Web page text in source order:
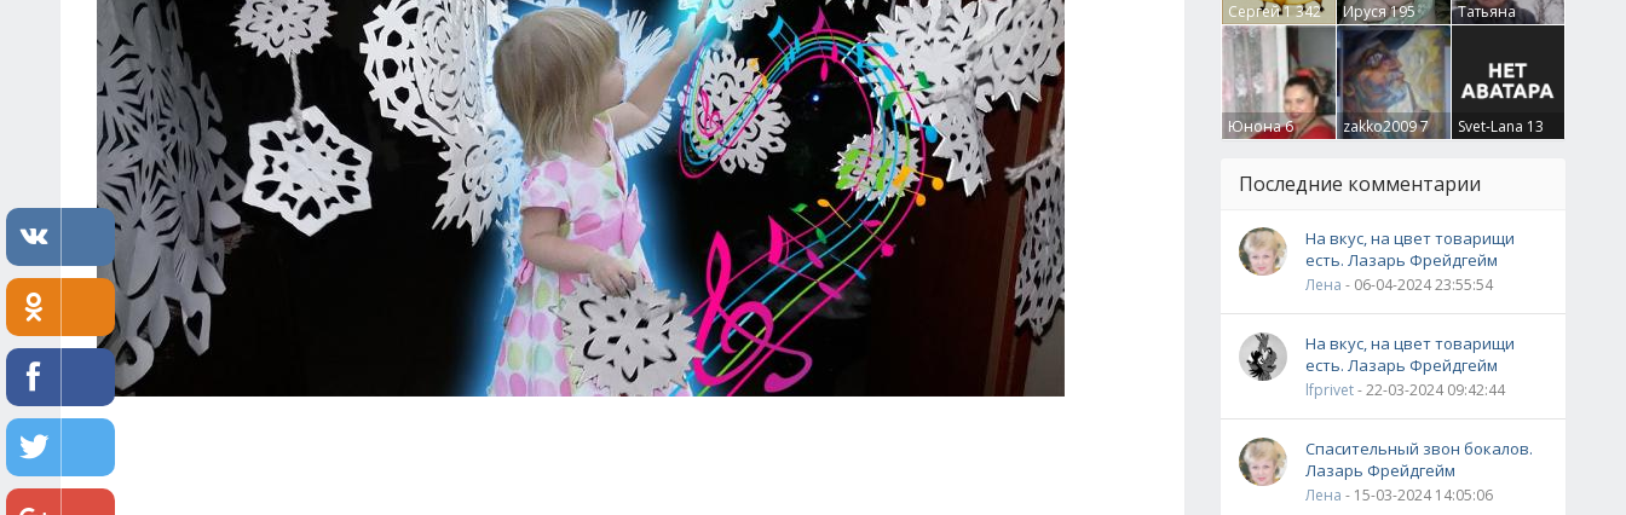
Сергей1 342 Ируся195
Татьяна
Крючкова0
Юнона6 zakko20097 Svet-Lana 13
Последние комментарии
На вкус, на цвет товарищи
есть. Лазарь Фрейдгейм
Лена - 06-04-2024 23:55:54
На вкус, на цвет товарищи
есть. Лазарь Фрейдгейм
lfprivet- 22-03-2024 09:42:44
Спасительный звон бокалов.
Лазарь Фрейдгейм
Лена - 15-03-2024 14:05:06